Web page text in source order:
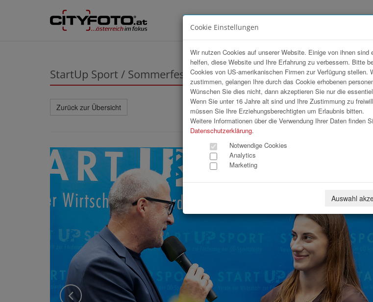
StartUp Sport / Sommerfest 2026
Zurück zur Übersicht
Cookie Einstellungen
Wir nutzen Cookies auf unserer Website. Einige von ihnen sind
helfen, diese Website und Ihre Erfahrung zu verbessern. Bitte
Cookies von US-amerikanischen Firmen zur Verfügung stellen.
zustimmen, gelangen Ihre durch das Cookie erhobenen
Wünschen Sie dies nicht, dann akzeptieren Sie nur die
Wenn Sie unter 16 Jahre alt sind und Ihre Zustimmung zu
müssen Sie Ihre Erziehungsberechtigten um Erlaubnis bitten.
Weitere Informationen über die Verwendung Ihrer Daten finden
Datenschutzerklärung.
Notwendige Cookies
Analytics
Marketing
Auswahl